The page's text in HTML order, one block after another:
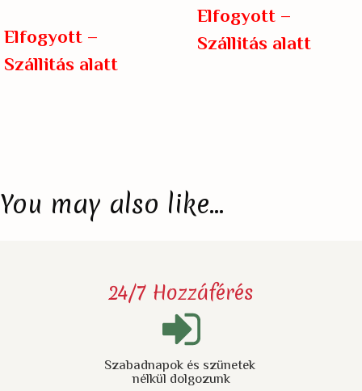
/ 5
Elfogyott –
Szállitás alatt
Elfogyott –
Szállitás alatt
You may also like…
24/7 Hozzáférés
Szabadnapok és szünetek
nélkül dolgozunk